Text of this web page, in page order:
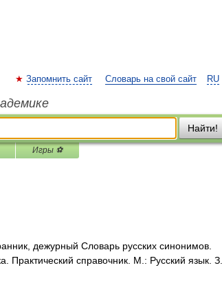
RU
Запомнить сайт Словарь на свой сайт
Найти!
Игры ⚽
дежурный Словарь русских синонимов.
Практический справочник. М.: Русский язык. З.